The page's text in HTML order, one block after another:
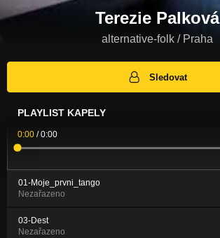
Terezie Palková
alternative-folk / Praha
Sledovat
PLAYLIST KAPELY
0:00 /0:00
01-Moje_prvni_tango
Nezařazeno
03-Dest
Nezařazeno